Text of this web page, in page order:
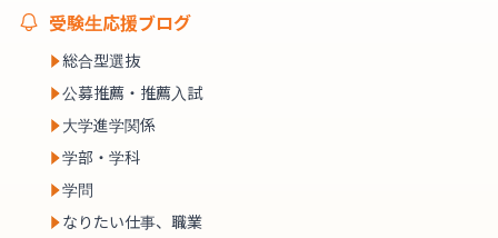
受験生応援ブログ
総合型選抜
公募推薦・推薦入試
大学進学関係
学部・学科
学問
なりたい仕事、職業